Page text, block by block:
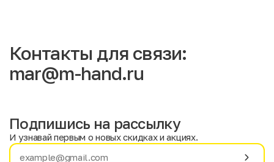
Контакты для связи:
mar@m-hand.ru
Подпишись на рассылку
И узнавай первым о новых скидках и акциях.